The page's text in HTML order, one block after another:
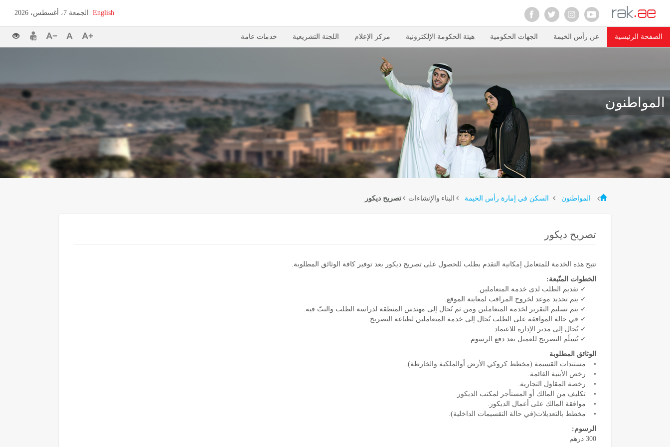
English الجمعة 7، أغسطس، 2026
الصفحة الرئيسية عن رأس الخيمة الجهات الحكومية هيئة الحكومة الإلكترونية مركز الإعلام اللجنة التشريعية خدمات عامة
المواطنون
المواطنون السكن في إمارة رأس الخيمة البناء والإنشاءات تصريح ديكور
تصريح ديكور
تتيح هذه الخدمة للمتعامل إمكانية التقدم بطلب للحصول على تصريح ديكور بعد توفير كافة الوثائق المطلوبة.
الخطوات المتّبعة:
✓ تقديم الطلب لدى خدمة المتعاملين.
✓ يتم تحديد موعد لخروج المراقب لمعاينة الموقع.
✓ يتم تسليم التقرير لخدمة المتعاملين ومن ثم تُحال إلى مهندس المنطقة لدراسة الطلب والبتّ فيه.
✓ في حالة الموافقة على الطلب تُحال إلى خدمة المتعاملين لطباعة التصريح.
✓ تُحال إلى مدير الإدارة للاعتماد.
✓ يُسلّم التصريح للعميل بعد دفع الرسوم.
الوثائق المطلوبة
• مستندات القسيمة (مخطط كروكي الأرض أوالملكية والخارطة).
• رخص الأبنية القائمة.
• رخصة المقاول التجارية.
• تكليف من المالك أو المستأجر لمكتب الديكور.
• موافقة المالك على أعمال الديكور.
• مخطط بالتعديلات(في حالة التقسيمات الداخلية).
الرسوم:
300 درهم